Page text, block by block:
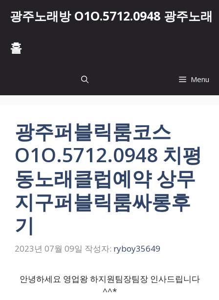
광주노래방 O1O.5712.0948 광주노래
홀
Menu
광주퍼블릭룸코스
O1O.5712.0948 치평
동노래클럽예약 상무
지구퍼블릭룸싸롱후
기
2023년 07월 09일 작성자: ryboy35649
안녕하세요 영업왕 하지원팀장팀장 인사드립니다
^^*